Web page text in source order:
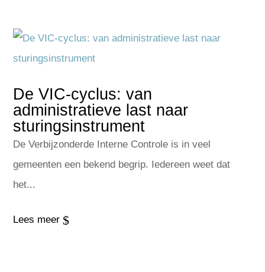
De VIC-cyclus: van
administratieve last naar
sturingsinstrument
De Verbijzonderde Interne Controle is in veel
gemeenten een bekend begrip. Iedereen weet dat
het...
Lees meer $